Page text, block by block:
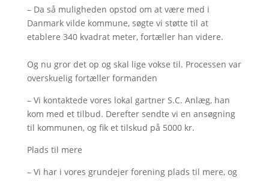
– Da så muligheden opstod om at være med i
Danmark vilde kommune, søgte vi støtte til at
etablere 340 kvadrat meter, fortæller han videre.
Og nu gror det op og skal lige vokse til. Processen var
overskuelig fortæller formanden
– Vi kontaktede vores lokal gartner S.C. Anlæg, han
kom med et tilbud. Derefter sendte vi en ansøgning
til kommunen, og fik et tilskud på 5000 kr.
Plads til mere
– Vi har i vores grundejer forening plads til mere, og